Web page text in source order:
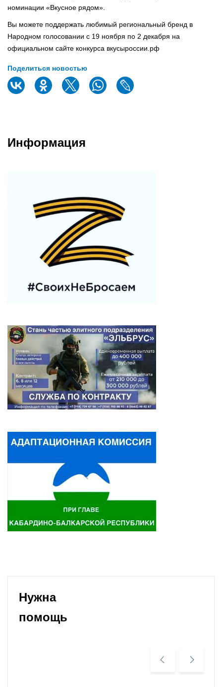
номинации «Вкусное рядом».⠀
Вы можете поддержать любимый региональный бренд в
Народном голосовании с 19 ноября по 2 декабря на
официальном сайте конкурса вкусыроссии.рф
Поделиться новостью
Информация
Нужна
помощь